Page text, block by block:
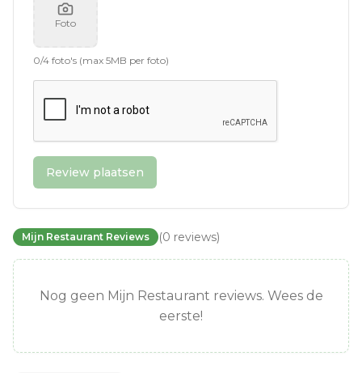
Foto
0/4 foto's (max 5MB per foto)
Review plaatsen
Mijn Restaurant Reviews (0 reviews)
Nog geen Mijn Restaurant reviews. Wees de
eerste!